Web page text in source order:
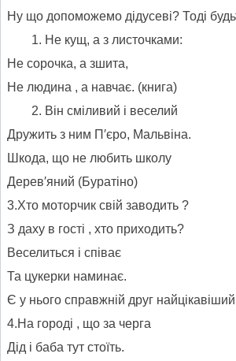
Ну що допоможемо дідусеві? Тоді
Не кущ, а з листочками:
Не сорочка, а зшита,
Не людина , а навчає. (книга)
Він сміливий і веселий
Дружить з ним П′єро, Мальвіна.
Шкода, що не любить школу
Дерев′яний (Буратіно)
3.Хто моторчик свій заводить ?
З даху в гості , хто приходить?
Веселиться і співає
Та цукерки наминає.
Є у нього справжній друг
4.На городі , що за черга
Дід і баба тут стоїть.